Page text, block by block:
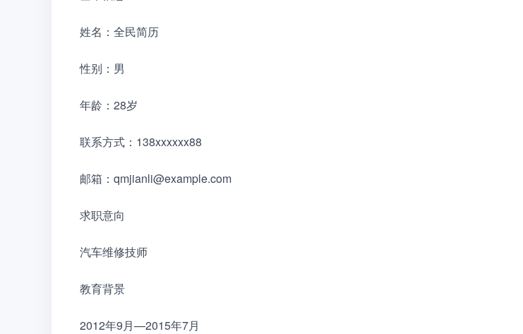
姓名：全民简历
性别：男
年龄：28岁
联系方式：138xxxxxx88
邮箱：qmjianli@example.com
求职意向
汽车维修技师
教育背景
2012年9月—2015年7月